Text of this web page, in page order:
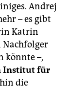
Andrej
– es gibt
Katrin
Nachfolger
könnte –,
Institut für
die